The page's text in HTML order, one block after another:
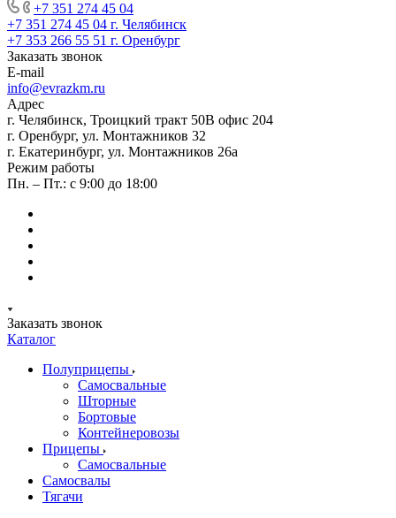
+7 351 274 45 04
+7 351 274 45 04 г. Челябинск
+7 353 266 55 51 г. Оренбург
Заказать звонок
E-mail
info@evrazkm.ru
Адрес
г. Челябинск, Троицкий тракт 50В офис 204
г. Оренбург, ул. Монтажников 32
г. Екатеринбург, ул. Монтажников 26а
Режим работы
Пн. – Пт.: с 9:00 до 18:00
Заказать звонок
Каталог
Полуприцепы
Самосвальные
Шторные
Бортовые
Контейнеровозы
Прицепы
Самосвальные
Самосвалы
Тягачи